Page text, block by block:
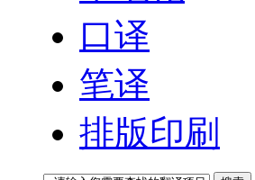
口译
笔译
排版印刷